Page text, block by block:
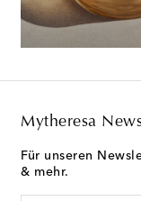
Mytheresa
Für unseren
& mehr.